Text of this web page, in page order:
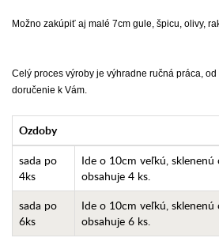
Možno zakúpiť aj malé 7cm gule, špicu, olivy,
Celý proces výroby je výhradne ručná práca,
doručenie k Vám.
Ozdoby
sada po
4ks
Ide o 10cm veľkú, sklenenú
obsahuje 4 ks.
sada po
6ks
Ide o 10cm veľkú, sklenenú
obsahuje 6 ks.